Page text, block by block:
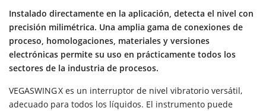
Instalado directamente en la aplicación, detecta el nivel con
precisión milimétrica. Una amplia gama de conexiones de
proceso, homologaciones, materiales y versiones
electrónicas permite su uso en prácticamente todos los
sectores de la industria de procesos.
VEGASWING X es un interruptor de nivel vibratorio versátil,
adecuado para todos los líquidos. El instrumento puede